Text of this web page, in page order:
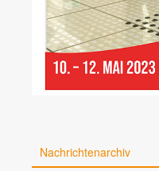
Nachrichtenarchiv